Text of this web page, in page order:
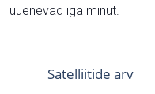
uuenevad iga minut.